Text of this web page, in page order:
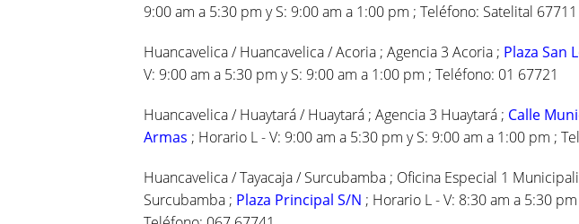
9:00 am a 5:30 pm y S: 9:00 am a 1:00 pm ; Teléfono: Satelital 67711
Huancavelica / Huancavelica / Acoria ; Agencia 3 Acoria ; Plaza San
V: 9:00 am a 5:30 pm y S: 9:00 am a 1:00 pm ; Teléfono: 01 67721
Huancavelica / Huaytará / Huaytará ; Agencia 3 Huaytará ; Calle
Armas ; Horario L - V: 9:00 am a 5:30 pm y S: 9:00 am a 1:00 pm ;
Huancavelica / Tayacaja / Surcubamba ; Oficina Especial 1
Surcubamba ; Plaza Principal S/N ; Horario L - V: 8:30 am a 5:30